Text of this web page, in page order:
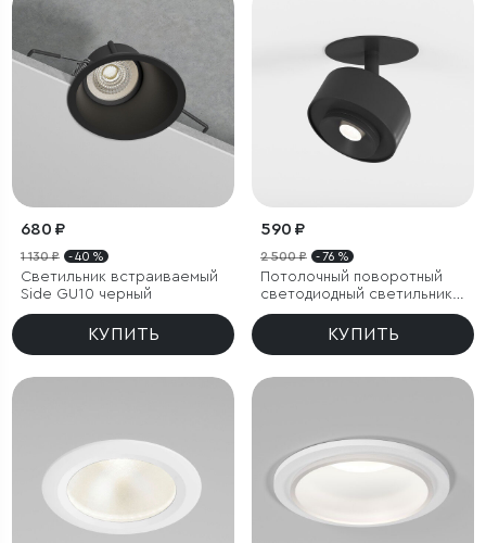
680 ₽
1 130 ₽ - 40 %
Светильник встраиваемый
Side GU10 черный
КУПИТЬ
590 ₽
2 500 ₽ - 76 %
Потолочный поворотный
светодиодный светильник
Only 6W 4000K чёрный
КУПИТЬ